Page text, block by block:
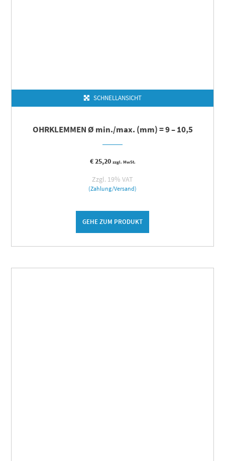
SCHNELLANSICHT
OHRKLEMMEN Ø min./max. (mm) = 9 – 10,5
€25,20 zzgl. MwSt.
Zzgl. 19% VAT
(Zahlung/Versand)
GEHE ZUM PRODUKT